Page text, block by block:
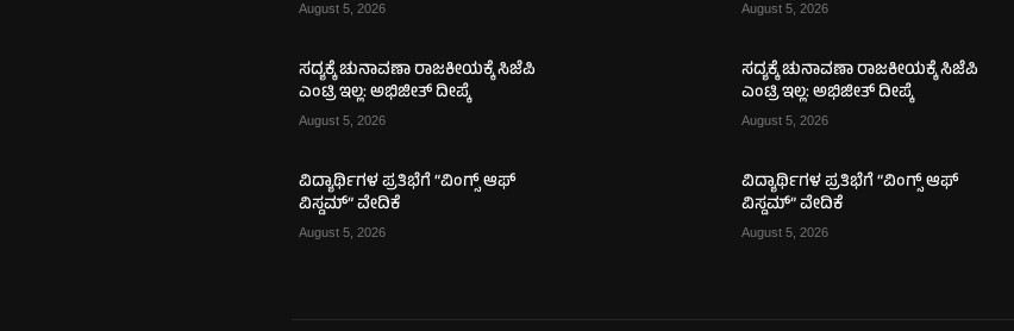
August 5, 2026
ಸದ್ಯಕ್ಕೆ ಚುನಾವಣಾ ರಾಜಕೀಯಕ್ಕೆ ಸಿಜೆಪಿ
ಎಂಟ್ರಿ ಇಲ್ಲ: ಅಭಿಜೀತ್ ದೀಪ್ಕೆ
August 5, 2026
ವಿದ್ಯಾರ್ಥಿಗಳ ಪ್ರತಿಭೆಗೆ “ವಿಂಗ್ಸ್ ಆಫ್
ವಿಸ್ಡಮ್” ವೇದಿಕೆ
August 5, 2026
August 5, 2026
ಸದ್ಯಕ್ಕೆ ಚುನಾವಣಾ ರಾಜಕೀಯಕ್ಕೆ ಸಿಜೆಪಿ
ಎಂಟ್ರಿ ಇಲ್ಲ: ಅಭಿಜೀತ್ ದೀಪ್ಕೆ
August 5, 2026
ವಿದ್ಯಾರ್ಥಿಗಳ ಪ್ರತಿಭೆಗೆ “ವಿಂಗ್ಸ್ ಆಫ್
ವಿಸ್ಡಮ್” ವೇದಿಕೆ
August 5, 2026